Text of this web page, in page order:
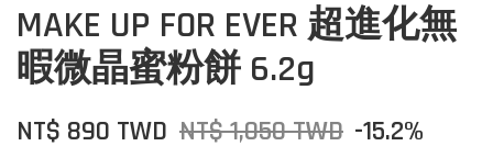
MAKE UP FOR EVER 超進化無
暇微晶蜜粉餅 6.2g
NT$ 890 TWD NT$ 1,050 TWD -15.2%